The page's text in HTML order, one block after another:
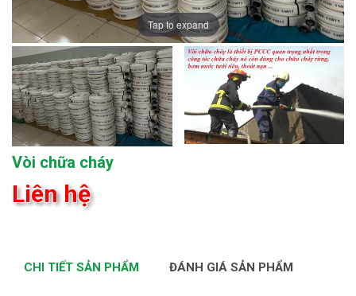
Tap to expand
Vòi chữa cháy
Liên hệ
CHI TIẾT SẢN PHẨM ĐÁNH GIÁ SẢN PHẨM